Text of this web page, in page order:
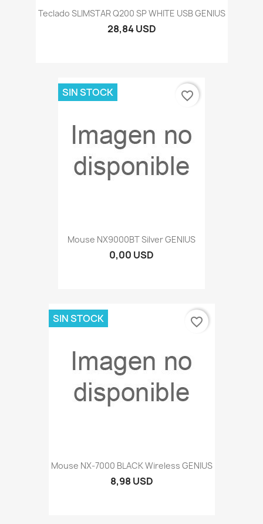
Teclado SLIMSTAR Q200 SP WHITE USB GENIUS
28,84 USD
Mouse NX9000BT Silver GENIUS
0,00 USD
SIN STOCK favorite_border
Mouse NX-7000 BLACK Wireless GENIUS
8,98 USD
SIN STOCK favorite_border